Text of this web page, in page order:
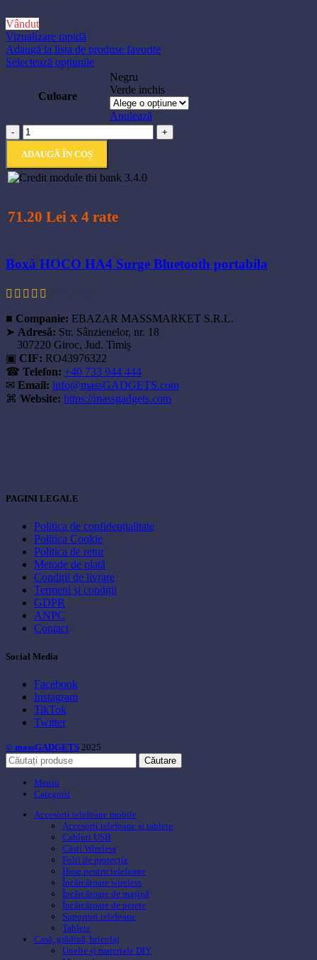
Vândut
Vizualizare rapidă
Adaugă la lista de produse favorite
Selectează opțiunileAcest
produs
multe
variații.
Opțiunile
alese
produsului.
Culoare
Negru
Verde inchis
Anulează
-
Cantitate
Boxă
HOCO
HA4
Surge
+
ADAUGĂ ÎN COȘ
71.20 Lei x 4 rate
Boxă HOCO HA4 Surge Bluetooth portabila
■ Companie: EBAZAR MASSMARKET S.R.L.
➤ Adresă: Str. Sânzienelor, nr. 18
307220 Giroc, Jud. Timiș
▣ CIF: RO43976322
☎ Telefon: +40 733 944 444
✉ Email: info@massGADGETS.com
⌘ Website: https://massgadgets.com
PAGINI LEGALE
Politica de confidențialitate
Politica Cookie
Politica de retur
Metode de plată
Condiții de livrare
Termeni și condiții
GDPR
ANPC
Contact
Social Media
Facebook
Instagram
TikTok
Twitter
© massGADGETS 2025
Căutare
Meniu
Categorii
Accesorii telefoane mobile
Accesorii telefoane si tablete
Cabluri USB
Căsti Wireless
Folii de protecție
Huse pentru telefoane
Încărcătoare wireless
Încărcătoare de mașină
Încărcătoare de perete
Suporturi telefoane
Tablete
Casă, grădină, bricolaj
Unelte și materiale DIY